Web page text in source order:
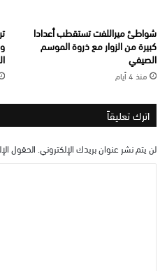
شواطئ ميراللفت تستقطب أعدادا
كبيرة من الزوار مع ذروة الموسم
الصيفي
منذ 4 أيام
اترك تعليقاً
لن يتم نشر عنوان بريدك الإلكتروني. الحقول